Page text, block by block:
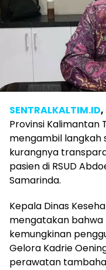
SENTRALKALTIM.ID
Provinsi Kalimantan
mengambil langkah
kurangnya
pasien di RSUD
Samarinda.
Kepala Dinas
mengatakan
kemungkinan
Gelora Kadrie
perawatan